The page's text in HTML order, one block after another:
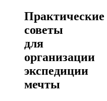
Практические
советы
для
организации
экспедиции
мечты